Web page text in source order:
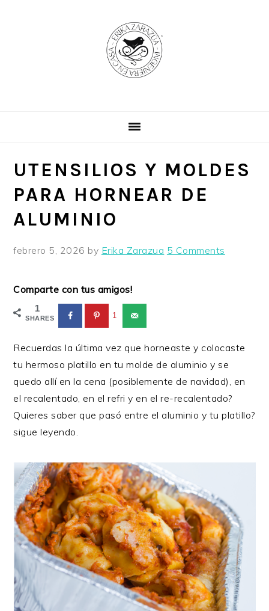
UTENSILIOS Y MOLDES
PARA HORNEAR DE
ALUMINIO
febrero 5, 2026 by Erika Zarazua 5 Comments
Comparte con tus amigos!
1
SHARES 1
Recuerdas la última vez que horneaste y colocaste
tu hermoso platillo en tu molde de aluminio y se
quedo allí en la cena (posiblemente de navidad), en
el recalentado, en el refri y en el re-recalentado?
Quieres saber que pasó entre el aluminio y tu platillo?
sigue leyendo.